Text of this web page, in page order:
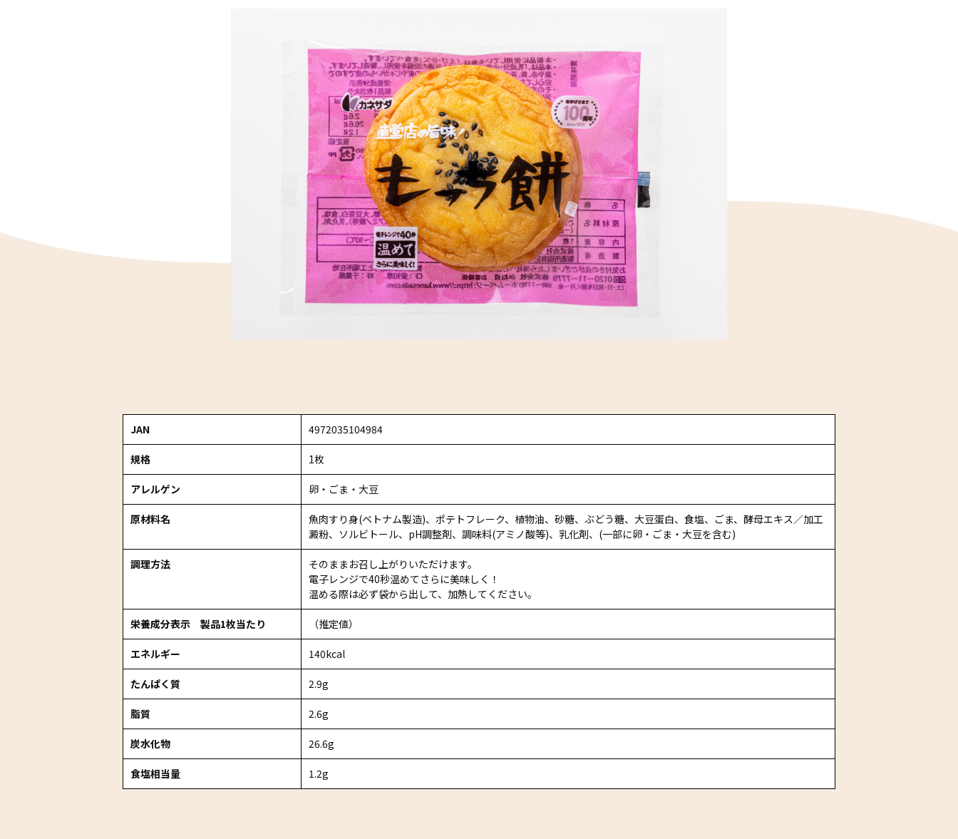
JAN 4972035104984
規格 1枚
アレルゲン 卵・ごま・大豆
原材料名
魚肉すり身(ベトナム製造)、ポテトフレーク、植物油、砂糖、ぶどう糖、大豆蛋白、食塩、ごま、酵母エキス／加工
澱粉、ソルビトール、pH調整剤、調味料(アミノ酸等)、乳化剤、(一部に卵・ごま・大豆を含む)
調理方法
そのままお召し上がりいただけます。
電子レンジで40秒温めてさらに美味しく！
温める際は必ず袋から出して、加熱してください。
栄養成分表示 製品1枚当たり （推定値）
エネルギー 140kcal
たんぱく質 2.9g
脂質 2.6g
炭水化物 26.6g
食塩相当量 1.2g